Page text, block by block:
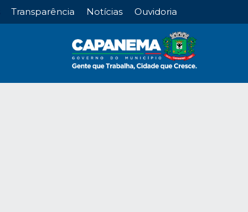
Transparência Notícias Ouvidoria